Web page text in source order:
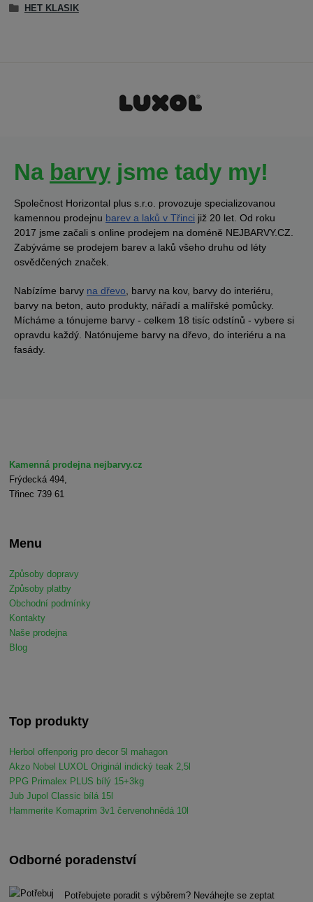
HET KLASIK
Na barvy jsme tady my!
Společnost Horizontal plus s.r.o. provozuje specializovanou
kamennou prodejnu barev a laků v Třinci již 20 let. Od roku
2017 jsme začali s online prodejem na doméně NEJBARVY.CZ.
Zabýváme se prodejem barev a laků všeho druhu od léty
osvědčených značek.
Nabízíme barvy na dřevo , barvy na kov, barvy do interiéru,
barvy na beton, auto produkty, nářadí a malířské pomůcky.
Mícháme a tónujeme barvy - celkem 18 tisíc odstínů - vybere si
opravdu každý. Natónujeme barvy na dřevo, do interiéru a na
fasády.
Kamenná prodejna nejbarvy.cz
Frýdecká 494,
Třinec 739 61
Menu
Způsoby dopravy
Způsoby platby
Obchodní podmínky
Kontakty
Naše prodejna
Blog
Top produkty
Herbol offenporig pro decor 5l mahagon
Akzo Nobel LUXOL Originál indický teak 2,5l
PPG Primalex PLUS bílý 15+3kg
Jub Jupol Classic bílá 15l
Hammerite Komaprim 3v1 červenohnědá 10l
Odborné poradenství
Potřebujete poradit s výběrem? Neváhejte se zeptat